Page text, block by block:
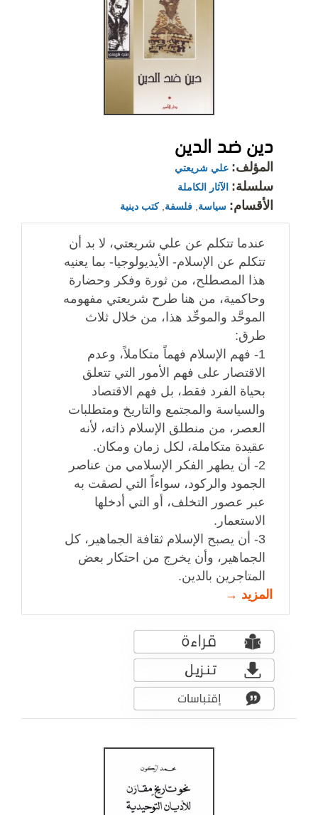
دين ضد الدين
المؤلف: علي شريعتي
سلسلة: الآثار الكاملة
الأقسام: سياسة, فلسفة,كتب دينية
عندما تتكلم عن علي شريعتي، لا بد أن
تتكلم عن الإسلام- الأيديولوجيا- بما يعنيه
هذا المصطلح، من ثورة وفكر وحضارة
وحاكمية، من هنا طرح شريعتي مفهومه
الموحَّد والموحِّد هذا، من خلال ثلاث
طرق:
1- فهم الإسلام فهماً متكاملاً، وعدم
الاقتصار على فهم الأمور التي تتعلق
بحياة الفرد فقط، بل فهم الاقتصاد
والسياسة والمجتمع والتاريخ ومتطلبات
العصر، من منطلق الإسلام ذاته، لأنه
عقيدة متكاملة، لكل زمان ومكان.
2- أن يطهر الفكر الإسلامي من عناصر
الجمود والركود، سواءاً التي لصقت به
عبر عصور التخلف، أو التي أدخلها
الاستعمار.
3- أن يصبح الإسلام ثقافة الجماهير، كل
الجماهير، وأن يخرج من احتكار بعض
المتاجرين بالدين.
المزيد →